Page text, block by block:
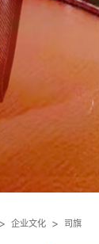
企业文化 司旗